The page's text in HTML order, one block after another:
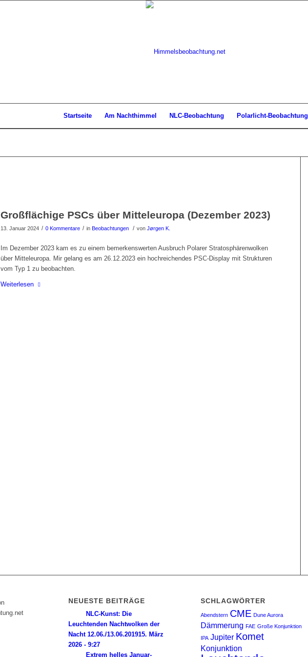
Startseite Am Nachthimmel NLC-Beobachtung Polarlicht-Beobachtung
Großflächige PSCs über Mitteleuropa (Dezember 2023)
13. Januar 2024 / 0 Kommentare / in Beobachtungen / von Jørgen K.
Im Dezember 2023 kam es zu einem bemerkenswerten Ausbruch Polarer Stratosphärenwolken
über Mitteleuropa. Mir gelang es am 26.12.2023 ein hochreichendes PSC-Display mit Strukturen
vom Typ 1 zu beobachten.
Weiterlesen
NEUESTE BEITRÄGE
NLC-Kunst: Die
Leuchtenden Nachtwolken der
Nacht 12.06./13.06.201915. März
2026 - 9:27
Extrem helles Januar-
SCHLAGWÖRTER
Abendstern CME Dune Aurora
Dämmerung FAE Große Konjunktion
IPA Jupiter Komet
Konjunktion